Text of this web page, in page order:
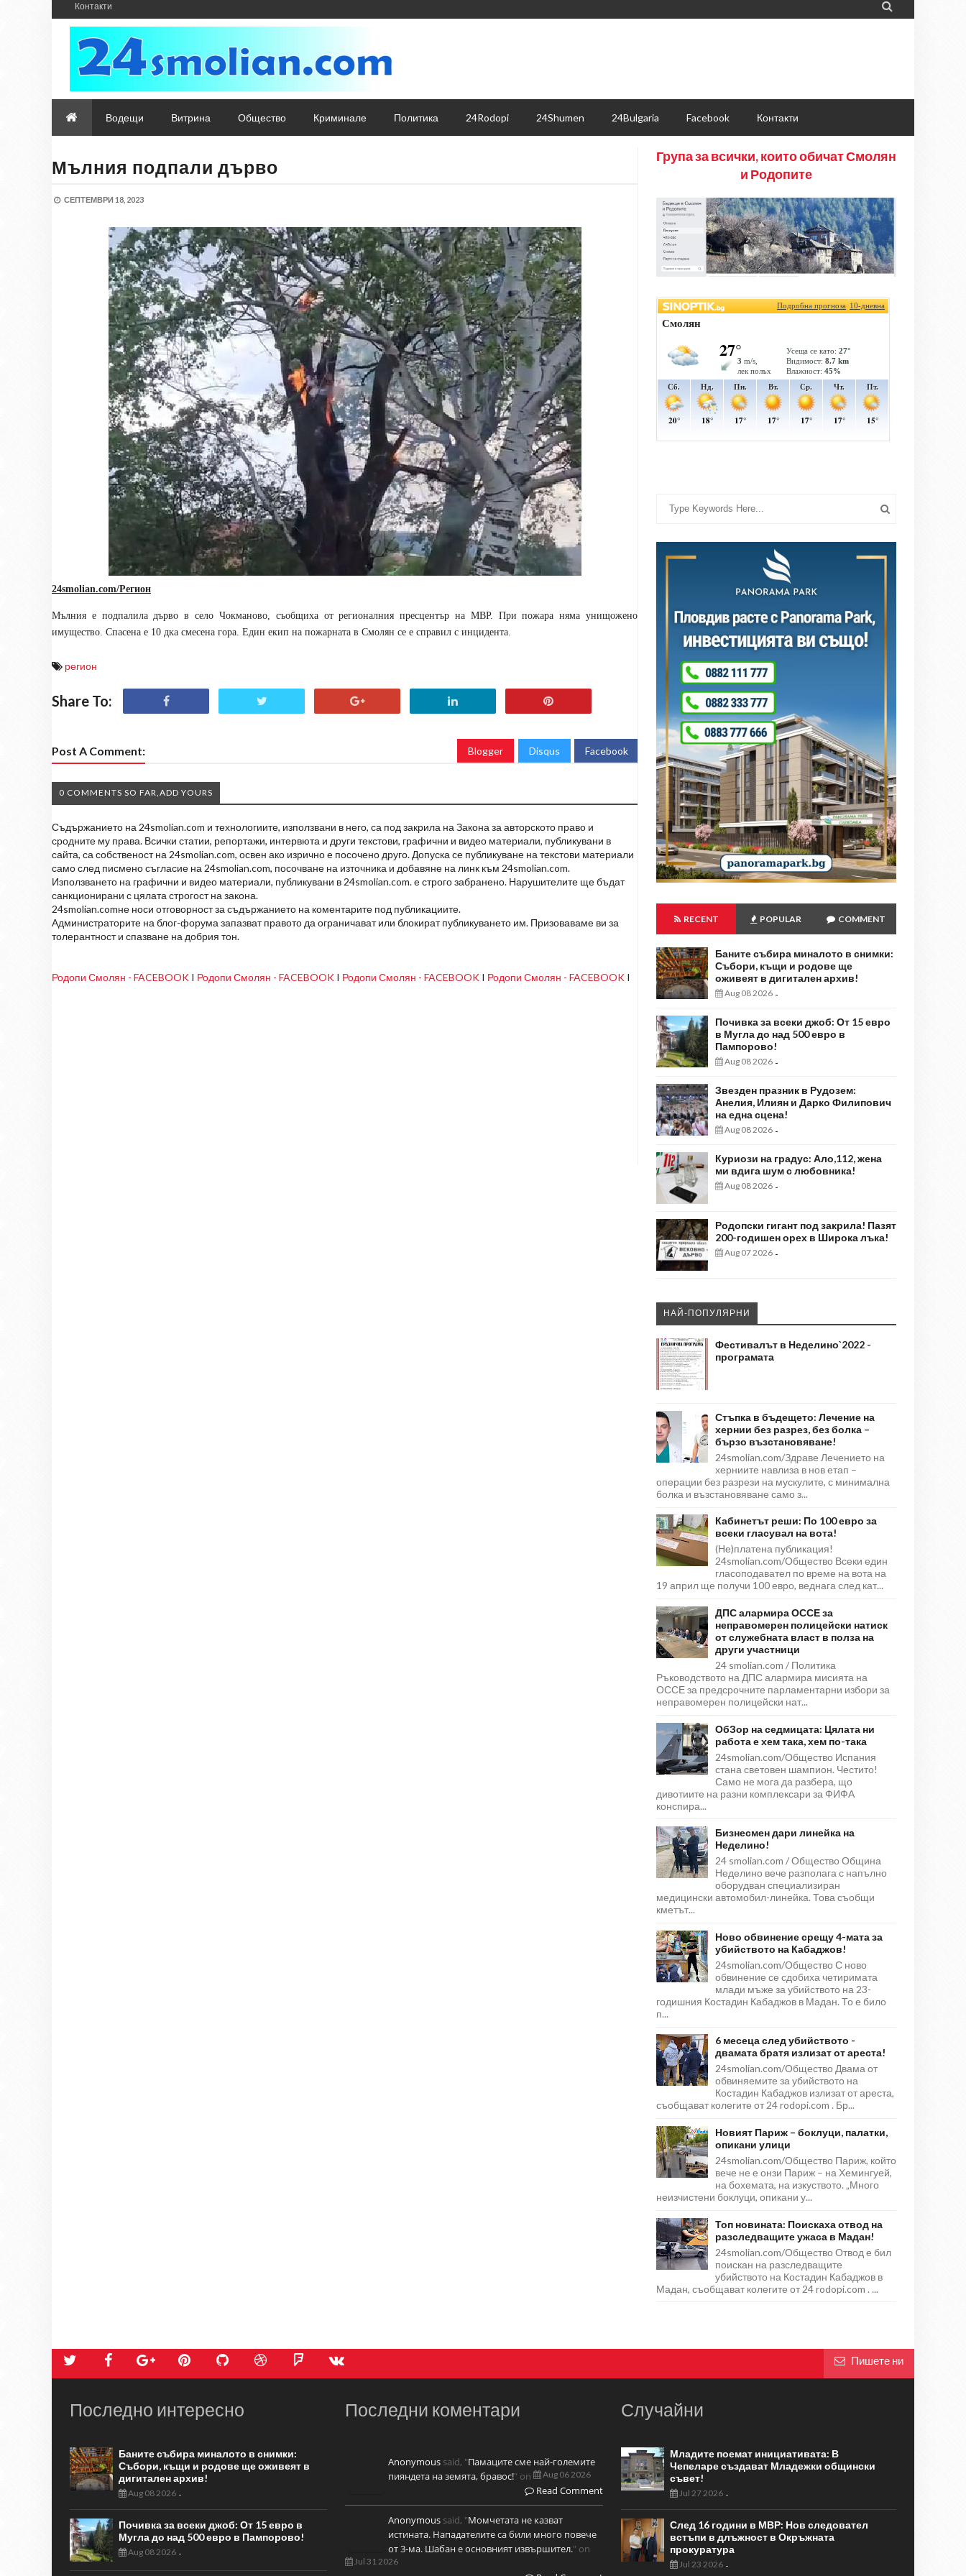
Контакти 
Водещи Витрина Общество Криминале Политика 24Rodopi 24Shumen 24Bulgaria Facebook Контакти
Мълния подпали дърво
СЕПТЕМВРИ 18, 2023
24smolian.com/Регион
Мълния е подпалила дърво в село Чокманово, съобщиха от регионалния пресцентър на МВР. При пожара няма унищожено
имущество. Спасена е 10 дка смесена гора. Един екип на пожарната в Смолян се е справил с инцидента.
регион
Share To:
Post A Comment: Blogger Disqus Facebook
0 COMMENTS SO FAR,ADD YOURS
Съдържанието на 24smolian.com и технологиите, използвани в него, са под закрила на Закона за авторското право и
сродните му права. Всички статии, репортажи, интервюта и други текстови, графични и видео материали, публикувани в
сайта, са собственост на 24smolian.com, освен ако изрично е посочено друго. Допуска се публикуване на текстови материали
само след писмено съгласие на 24smolian.com, посочване на източника и добавяне на линк към 24smolian.com.
Използването на графични и видео материали, публикувани в 24smolian.com. е строго забранено. Нарушителите ще бъдат
санкционирани с цялата строгост на закона.
24smolian.comне носи отговорност за съдържанието на коментарите под публикациите.
Администраторите на блог-форума запазват правото да ограничават или блокират публикуването им. Призоваваме ви за
толерантност и спазване на добрия тон.
Родопи Смолян - FACEBOOK I Родопи Смолян - FACEBOOK I Родопи Смолян - FACEBOOK I Родопи Смолян - FACEBOOK I
Група за всички, които обичат Смолян
и Родопите
RECENT POPULAR COMMENT
Баните събира миналото в снимки:
Събори, къщи и родове ще
оживеят в дигитален архив!
Aug 08 2026 -
Почивка за всеки джоб: От 15 евро
в Мугла до над 500 евро в
Пампорово!
Aug 08 2026 -
Звезден празник в Рудозем:
Анелия, Илиян и Дарко Филипович
на една сцена!
Aug 08 2026 -
Куриози на градус: Ало,112, жена
ми вдига шум с любовника!
Aug 08 2026 -
Родопски гигант под закрила! Пазят
200-годишен орех в Широка лъка!
Aug 07 2026 -
НАЙ-ПОПУЛЯРНИ
Фестивалът в Неделино`2022 -
програмата
Стъпка в бъдещето: Лечение на
хернии без разрез, без болка –
бързо възстановяване!
24smolian.com/Здраве Лечението на
херниите навлиза в нов етап –
операции без разрези на мускулите, с минимална
болка и възстановяване само з...
Кабинетът реши: По 100 евро за
всеки гласувал на вота!
(Не)платена публикация!
24smolian.com/Общество Всеки един
гласоподавател по време на вота на
19 април ще получи 100 евро, веднага след кат...
ДПС алармира ОССЕ за
неправомерен полицейски натиск
от служебната власт в полза на
други участници
24 smolian.com / Политика
Ръководството на ДПС алармира мисията на
ОССЕ за предсрочните парламентарни избори за
неправомерен полицейски нат...
ОбЗор на седмицата: Цялата ни
работа е хем така, хем по-така
24smolian.com/Общество Испания
стана световен шампион. Честито!
Само не мога да разбера, що
дивотиите на разни комплексари за ФИФА
конспира...
Бизнесмен дари линейка на
Неделино!
24 smolian.com / Общество Община
Неделино вече разполага с напълно
оборудван специализиран
медицински автомобил-линейка. Това съобщи
кметът...
Ново обвинение срещу 4-мата за
убийството на Кабаджов!
24smolian.com/Общество С ново
обвинение се сдобиха четиримата
млади мъже за убийството на 23-
годишния Костадин Кабаджов в Мадан. То е било
п...
6 месеца след убийството -
двамата братя излизат от ареста!
24smolian.com/Общество Двама от
обвиняемите за убийството на
Костадин Кабаджов излизат от ареста,
съобщават колегите от 24 rodopi.com . Бр...
Новият Париж – боклуци, палатки,
опикани улици
24smolian.com/Общество Париж, който
вече не е онзи Париж – на Хемингуей,
на бохемата, на изкуството. „Много
неизчистени боклуци, опикани у...
Топ новината: Поискаха отвод на
разследващите ужаса в Мадан!
24smolian.com/Общество Отвод е бил
поискан на разследващите
убийството на Костадин Кабаджов в
Мадан, съобщават колегите от 24 rodopi.com . ...
Пишете ни
Последно интересно
Баните събира миналото в снимки:
Събори, къщи и родове ще оживеят в
дигитален архив!
Aug 08 2026 -
Почивка за всеки джоб: От 15 евро в
Мугла до над 500 евро в Пампорово!
Aug 08 2026 -
Последни коментари
Anonymous said, "Памаците сме най-големите
пияндета на земята, бравос!" on Aug 06 2026
Read Comment
Anonymous said, "Момчетата не казват
истината. Нападателите са били много повече
от 3-ма. Шабан е основният извършител." on
Jul 31 2026
Случайни
Младите поемат инициативата: В
Чепеларе създават Младежки общински
съвет!
Jul 27 2026-
След 16 години в МВР: Нов следовател
встъпи в длъжност в Окръжната
прокуратура
Jul 23 2026-